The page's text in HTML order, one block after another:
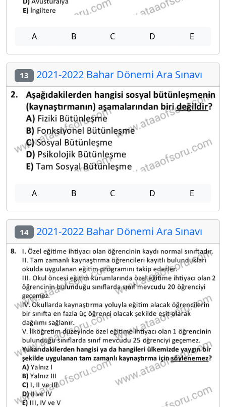
A B C D E
13 2021-2022 Bahar Dönemi Ara Sınavı
A B C D E
14 2021-2022 Bahar Dönemi Ara Sınavı